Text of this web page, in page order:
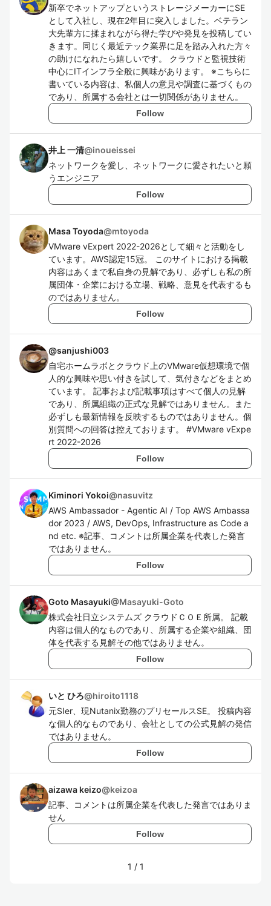
新卒でネットアップというストレージメーカーにSE
として入社し、現在2年目に突入しました。ベテラン
大先輩方に揉まれながら得た学びや発見を投稿してい
きます。同じく最近テック業界に足を踏み入れた方々
の助けになれたら嬉しいです。 クラウドと監視技術
中心にITインフラ全般に興味があります。 ※こちらに
書いている内容は、私個人の意見や調査に基づくもの
であり、所属する会社とは一切関係がありません。
Follow
井上 一清@inoueissei
ネットワークを愛し、ネットワークに愛されたいと願
うエンジニア
Follow
Masa Toyoda@mtoyoda
VMware vExpert 2022-2026として細々と活動をし
ています。AWS認定15冠。 このサイトにおける掲載
内容はあくまで私自身の見解であり、必ずしも私の所
属団体・企業における立場、戦略、意見を代表するも
のではありません。
Follow
@sanjushi003
自宅ホームラボとクラウド上のVMware仮想環境で個
人的な興味や思い付きを試して、気付きなどをまとめ
ています。 記事および記載事項はすべて個人の見解
であり、所属組織の正式な見解ではありません。また
必ずしも最新情報を反映するものではありません。個
別質問への回答は控えております。 #VMware vExpe
rt 2022-2026
Follow
Kiminori Yokoi@nasuvitz
AWS Ambassador - Agentic AI / Top AWS Ambassa
dor 2023 / AWS, DevOps, Infrastructure as Code a
nd etc. ※記事、コメントは所属企業を代表した発言
ではありません。
Follow
Goto Masayuki@Masayuki-Goto
株式会社日立システムズ クラウドＣＯＥ所属。 記載
内容は個人的なものであり、所属する企業や組織、団
体を代表する見解その他ではありません。
Follow
いと ひろ@hiroito1118
元SIer、現Nutanix勤務のプリセールスSE。 投稿内容
な個人的なものであり、会社としての公式見解の発信
ではありません。
Follow
aizawa keizo@keizoa
記事、コメントは所属企業を代表した発言ではありま
せん
Follow
1 / 1